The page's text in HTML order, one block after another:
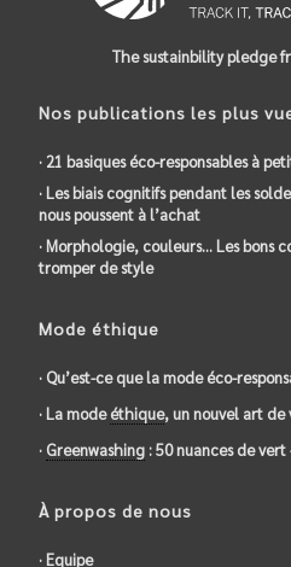
The sustainbility pledge
Nos publications les plus
· 21 basiques éco-responsables à
· Les biais cognitifs pendant les
nous poussent à l’achat
· Morphologie, couleurs… Les bons
tromper de style
Mode éthique
· Qu’est-ce que la mode éco-
· La modeéthique, un nouvel art de
· Greenwashing : 50 nuances de
À propos de nous
· Equipe